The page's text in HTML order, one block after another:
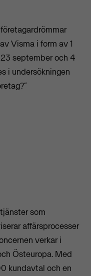
Visma i form av 1
september och 4
i undersökningen
som
affärsprocesser
verkar i
Östeuropa. Med
kundavtal och en